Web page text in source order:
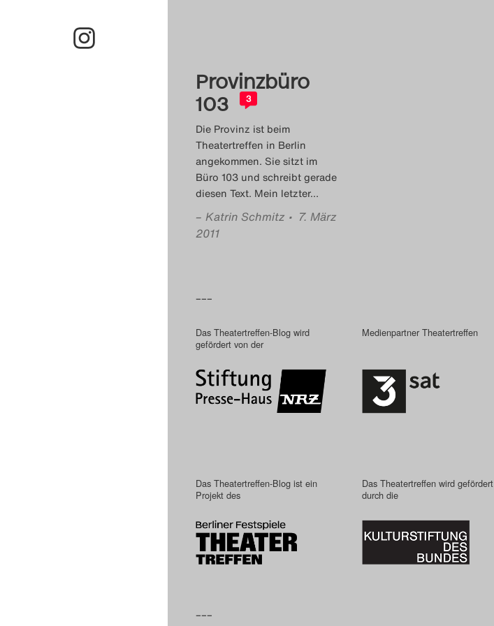
Provinzbüro
103
3
Die Provinz ist beim
Theatertreffen in Berlin
angekommen. Sie sitzt im
Büro 103 und schreibt gerade
diesen Text. Mein letzter…
– Katrin Schmitz • 7. März
2011
–––
Das Theatertreffen-Blog wird
gefördert von der
Medienpartner Theatertreffen
Das Theatertreffen-Blog ist ein
Projekt des
Das Theatertreffen wird gefördert
durch die
–––